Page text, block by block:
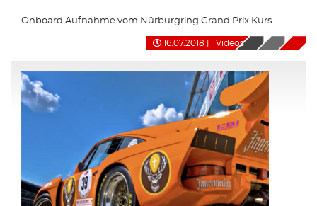
Onboard Aufnahme vom Nürburgring Grand Prix Kurs.
16.07.2018 Videos